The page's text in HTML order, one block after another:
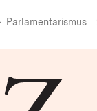
Parlamentarismus